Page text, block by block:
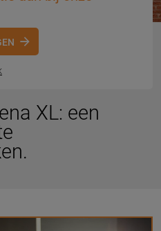
XL: een